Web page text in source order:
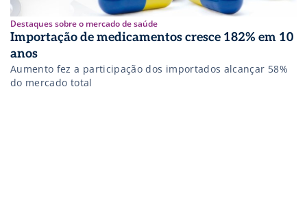
Destaques sobre o mercado de saúde
Importação de medicamentos cresce 182% em 10
anos
Aumento fez a participação dos importados alcançar 58%
do mercado total